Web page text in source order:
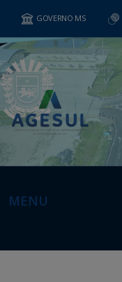
GOVERNO MS
MENU